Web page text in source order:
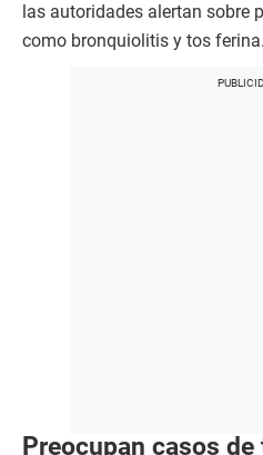
las autoridades alertan sobre
como bronquiolitis y tos ferina.
Preocupan casos